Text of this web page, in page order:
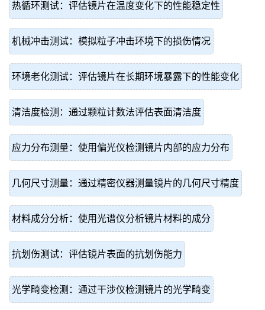
热循环测试：评估镜片在温度变化下的性能稳定性
机械冲击测试：模拟粒子冲击环境下的损伤情况
环境老化测试：评估镜片在长期环境暴露下的性能变化
清洁度检测：通过颗粒计数法评估表面清洁度
应力分布测量：使用偏光仪检测镜片内部的应力分布
几何尺寸测量：通过精密仪器测量镜片的几何尺寸精度
材料成分分析：使用光谱仪分析镜片材料的成分
抗划伤测试：评估镜片表面的抗划伤能力
光学畸变检测：通过干涉仪检测镜片的光学畸变